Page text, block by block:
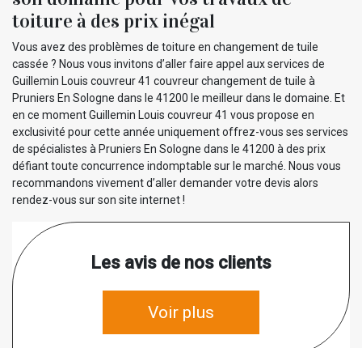
toiture à des prix inégal
Vous avez des problèmes de toiture en changement de tuile
cassée ? Nous vous invitons d’aller faire appel aux services de
Guillemin Louis couvreur 41 couvreur changement de tuile à
Pruniers En Sologne dans le 41200 le meilleur dans le domaine. Et
en ce moment Guillemin Louis couvreur 41 vous propose en
exclusivité pour cette année uniquement offrez-vous ses services
de spécialistes à Pruniers En Sologne dans le 41200 à des prix
défiant toute concurrence indomptable sur le marché. Nous vous
recommandons vivement d’aller demander votre devis alors
rendez-vous sur son site internet !
Les avis de nos clients
Voir plus